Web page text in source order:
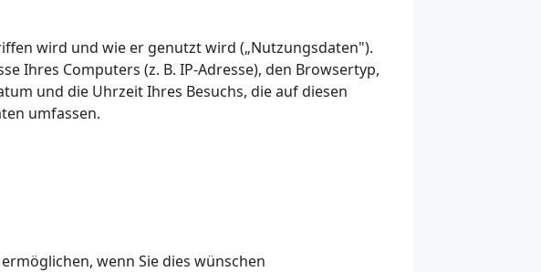
wird und wie er genutzt wird („Nutzungsdaten").
Ihres Computers (z. B. IP-Adresse), den Browsertyp,
und die Uhrzeit Ihres Besuchs, die auf diesen
umfassen.
wenn Sie dies wünschen